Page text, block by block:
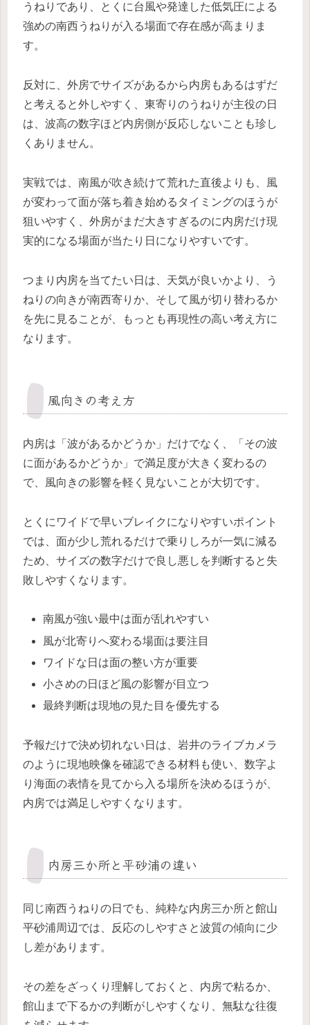
うねりであり、とくに台風や発達した低気圧による
強めの南西うねりが入る場面で存在感が高まりま
す。
反対に、外房でサイズがあるから内房もあるはずだ
と考えると外しやすく、東寄りのうねりが主役の日
は、波高の数字ほど内房側が反応しないことも珍し
くありません。
実戦では、南風が吹き続けて荒れた直後よりも、風
が変わって面が落ち着き始めるタイミングのほうが
狙いやすく、外房がまだ大きすぎるのに内房だけ現
実的になる場面が当たり日になりやすいです。
つまり内房を当てたい日は、天気が良いかより、う
ねりの向きが南西寄りか、そして風が切り替わるか
を先に見ることが、もっとも再現性の高い考え方に
なります。
風向きの考え方
内房は「波があるかどうか」だけでなく、「その波
に面があるかどうか」で満足度が大きく変わるの
で、風向きの影響を軽く見ないことが大切です。
とくにワイドで早いブレイクになりやすいポイント
では、面が少し荒れるだけで乗りしろが一気に減る
ため、サイズの数字だけで良し悪しを判断すると失
敗しやすくなります。
南風が強い最中は面が乱れやすい
風が北寄りへ変わる場面は要注目
ワイドな日は面の整い方が重要
小さめの日ほど風の影響が目立つ
最終判断は現地の見た目を優先する
予報だけで決め切れない日は、岩井のライブカメラ
のように現地映像を確認できる材料も使い、数字よ
り海面の表情を見てから入る場所を決めるほうが、
内房では満足しやすくなります。
内房三か所と平砂浦の違い
同じ南西うねりの日でも、純粋な内房三か所と館山
平砂浦周辺では、反応のしやすさと波質の傾向に少
し差があります。
その差をざっくり理解しておくと、内房で粘るか、
館山まで下るかの判断がしやすくなり、無駄な往復